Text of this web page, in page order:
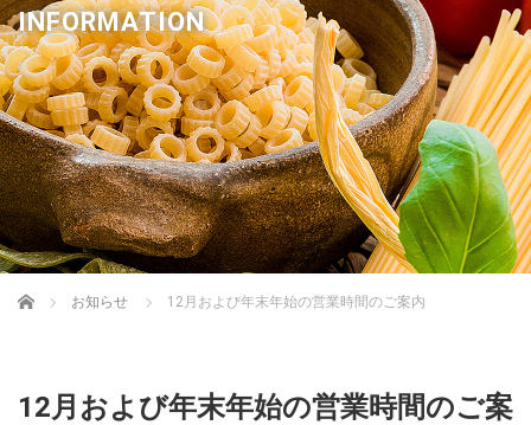
INFORMATION
Home お知らせ 12月および年末年始の営業時間のご案内
12月および年末年始の営業時間のご案